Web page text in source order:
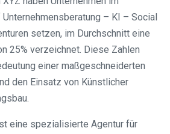
– KI – Social
setzen, im Durchschnitt eine
25% verzeichnet. Diese Zahlen
einer maßgeschneiderten
den Einsatz von Künstlicher
eine spezialisierte Agentur für